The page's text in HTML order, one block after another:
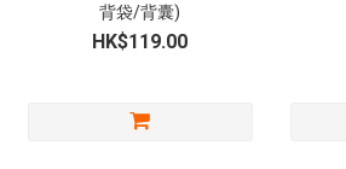
背袋/背囊)
HK$119.00